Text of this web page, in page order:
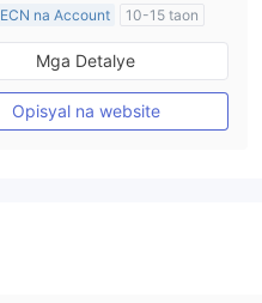
ECN na Account
10-15 taon
Kinokontrol sa Australia
Paggawa ng Market (MM)
Pangunahing label na MT4
Mga Detalye
Opisyal na website